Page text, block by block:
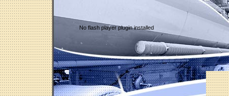
No flash player plugin installed